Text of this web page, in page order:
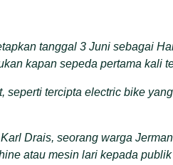
tanggal 3 Juni sebagai
kapan sepeda pertama kali
seperti tercipta electric bike
Drais, seorang warga
atau mesin lari kepada